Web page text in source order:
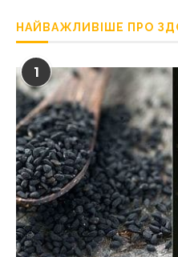
НАЙВАЖЛИВІШЕ ПРО
1